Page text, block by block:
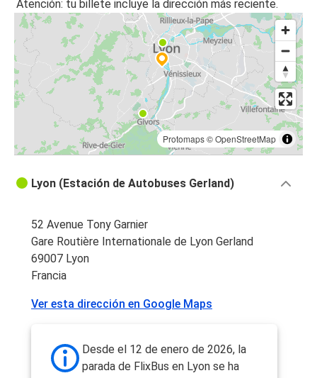
Atención: tu billete incluye la dirección más reciente.
Protomaps©OpenStreetMap
Lyon (Estación de Autobuses Gerland)
52 Avenue Tony Garnier
Gare Routière Internationale de Lyon Gerland
69007 Lyon
Francia
Ver esta dirección en Google Maps
Desde el 12 de enero de 2026, la
parada de FlixBus en Lyon se ha